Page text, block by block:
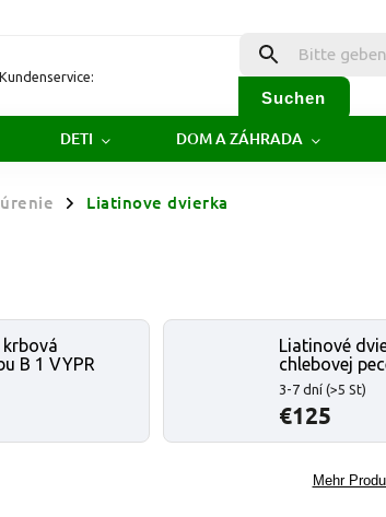
Kundenservice:
Suchen
DETI DOM A ZÁHRADA
/ Liatinove dvierka
B 1 VYPR
Liatinové
chlebovej
3-7 dní(>5 St)
€125
Mehr